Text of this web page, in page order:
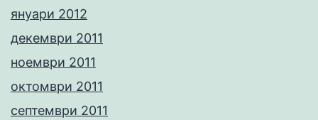
януари 2012
декември 2011
ноември 2011
октомври 2011
септември 2011